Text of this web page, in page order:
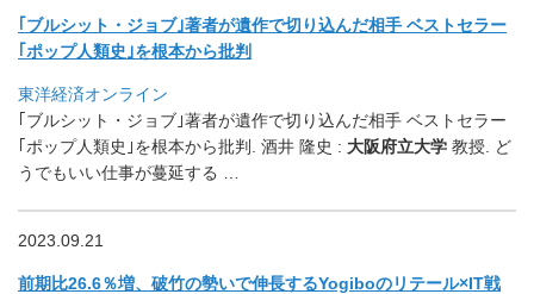
｢ブルシット・ジョブ｣著者が遺作で切り込んだ相手 ベストセラー
｢ポップ人類史｣を根本から批判
東洋経済オンライン
｢ブルシット・ジョブ｣著者が遺作で切り込んだ相手 ベストセラー
｢ポップ人類史｣を根本から批判. 酒井 隆史 : 大阪府立大学 教授. ど
うでもいい仕事が蔓延する …
2023.09.21
前期比26.6％増、 破竹の勢いで伸長するYogiboのリテール×IT戦